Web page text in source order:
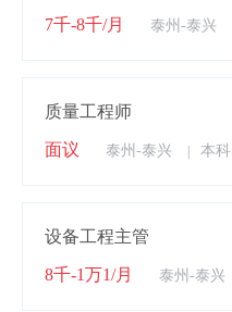
7千-8千/月 泰州-泰兴
质量工程师
面议 泰州-泰兴 本科
设备工程主管
8千-1万1/月 泰州-泰兴